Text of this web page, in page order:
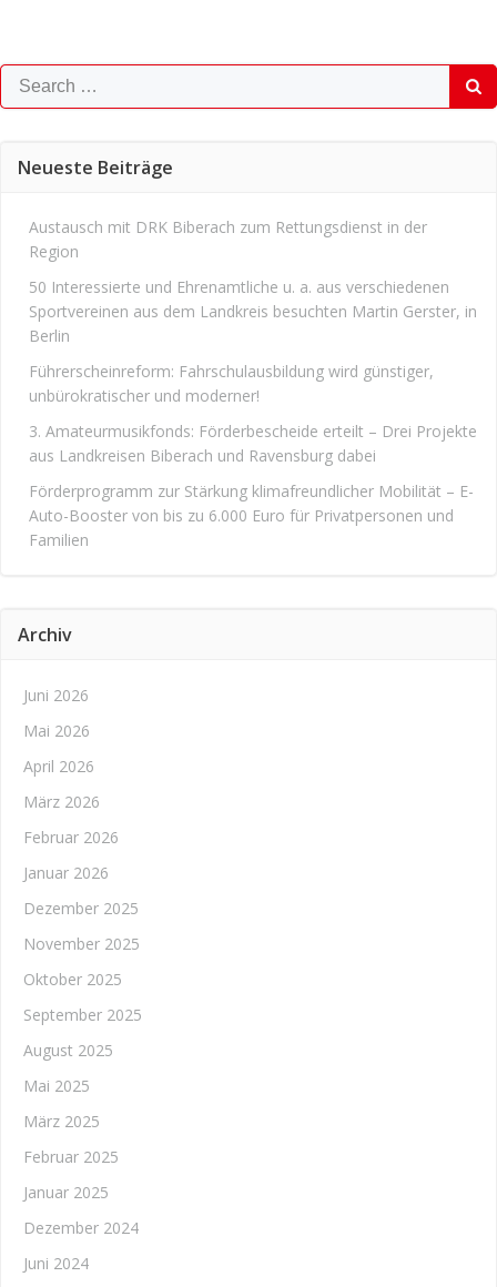
Search
for:
Neueste Beiträge
Austausch mit DRK Biberach zum Rettungsdienst in der
Region
50 Interessierte und Ehrenamtliche u. a. aus verschiedenen
Sportvereinen aus dem Landkreis besuchten Martin Gerster, in
Berlin
Führerscheinreform: Fahrschulausbildung wird günstiger,
unbürokratischer und moderner!
3. Amateurmusikfonds: Förderbescheide erteilt – Drei Projekte
aus Landkreisen Biberach und Ravensburg dabei
Förderprogramm zur Stärkung klimafreundlicher Mobilität – E-
Auto-Booster von bis zu 6.000 Euro für Privatpersonen und
Familien
Archiv
Juni 2026
Mai 2026
April 2026
März 2026
Februar 2026
Januar 2026
Dezember 2025
November 2025
Oktober 2025
September 2025
August 2025
Mai 2025
März 2025
Februar 2025
Januar 2025
Dezember 2024
Juni 2024